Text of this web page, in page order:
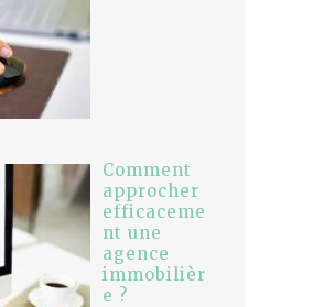
Comment
approcher
efficaceme
nt une
agence
immobilièr
e ?